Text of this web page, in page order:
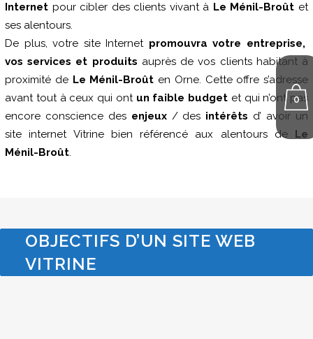
0
Internet pour cibler des clients vivant à Le Ménil-Broût et
ses alentours.
De plus, votre site Internet promouvra votre entreprise,
vos services et produits auprès de vos clients habitant à
proximité de Le Ménil-Broût en Orne. Cette offre s’adresse
avant tout à ceux qui ont un faible budget et qui n’ont pas
encore conscience des enjeux/ des intérêts d’ avoir un
site internet Vitrine bien référencé aux alentours de Le
Ménil-Broût.
OBJECTIFS D’UN SITE WEB
VITRINE